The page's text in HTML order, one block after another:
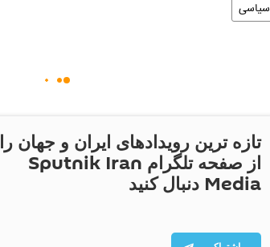
سیاسی
تازه ترین رویدادهای ایران و جهان را
از صفحه تلگرام Sputnik Iran
Media دنبال کنید